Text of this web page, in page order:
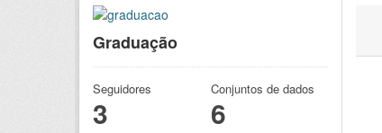
Graduação
Seguidores
3
Conjuntos de dados
6